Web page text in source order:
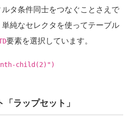
タ条件同士をつなぐことさえで
純なセレクタを使ってテーブル
要素を選択しています。
child(2)")
ラップセット」